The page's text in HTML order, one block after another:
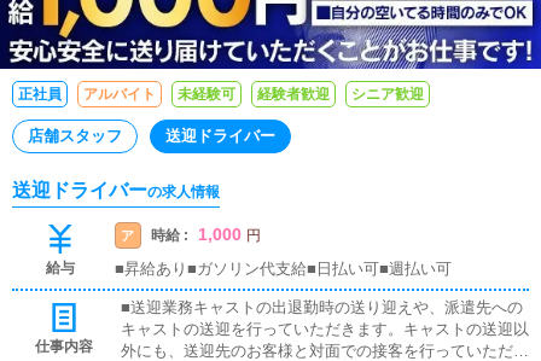
正社員 アルバイト 未経験可 経験者歓迎 シニア歓迎
店舗スタッフ 送迎ドライバー
送迎ドライバーの求人情報
給与
ア 時給 : 1,000 円
■昇給あり■ガソリン代支給■日払い可■週払い可
仕事内容
■送迎業務キャストの出退勤時の送り迎えや、派遣先への
キャストの送迎を行っていただきます。キャストの送迎以
外にも、送迎先のお客様と対面での接客を行っていただき